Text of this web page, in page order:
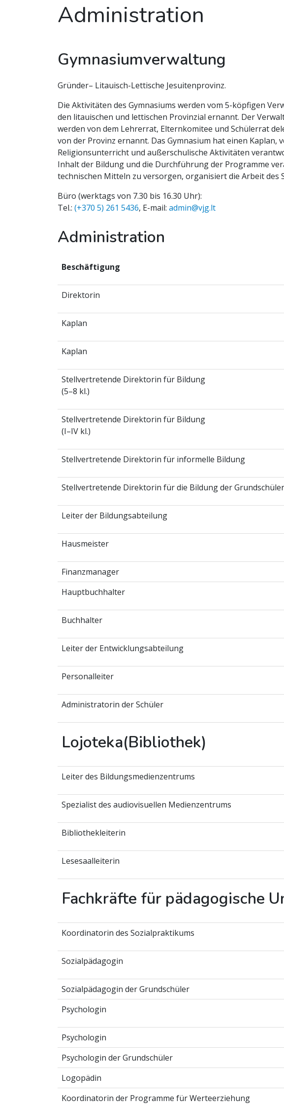
Administration
Gymnasiumverwaltung
Gründer– Litauisch-Lettische Jesuitenprovinz.
Die Aktivitäten des Gymnasiums werden vom 5-köpfigen
den litauischen und lettischen Provinzial ernannt. Der
werden von dem Lehrerrat, Elternkomitee und Schülerrat
von der Provinz ernannt. Das Gymnasium hat einen
Religionsunterricht und außerschulische Aktivitäten
Inhalt der Bildung und die Durchführung der Programme
technischen Mitteln zu versorgen, organisiert die Arbeit des
Büro (werktags von 7.30 bis 16.30 Uhr):
Tel.: (+370 5) 261 5436, E-mail: admin@vjg.lt
Administration
Beschäftigung
Direktorin
Kaplan
Kaplan
Stellvertretende Direktorin für Bildung
(5–8 kl.)
Stellvertretende Direktorin für Bildung
(I–IV kl.)
Stellvertretende Direktorin für informelle Bildung
Stellvertretende Direktorin für die Bildung der Grundschüler
Leiter der Bildungsabteilung
Hausmeister
Finanzmanager
Hauptbuchhalter
Buchhalter
Leiter der Entwicklungsabteilung
Personalleiter
Administratorin der Schüler
Lojoteka(Bibliothek)
Leiter des Bildungsmedienzentrums
Spezialist des audiovisuellen Medienzentrums
Bibliothekleiterin
Lesesaalleiterin
Fachkräfte für pädagogische
Koordinatorin des Sozialpraktikums
Sozialpädagogin
Sozialpädagogin der Grundschüler
Psychologin
Psychologin
Psychologin der Grundschüler
Logopädin
Koordinatorin der Programme für Werteerziehung